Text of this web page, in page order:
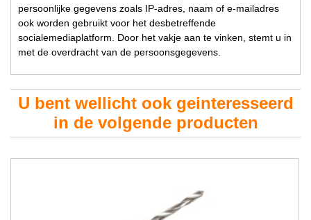
persoonlijke gegevens zoals IP-adres, naam of e-mailadres
ook worden gebruikt voor het desbetreffende
socialemediaplatform. Door het vakje aan te vinken, stemt u in
met de overdracht van de persoonsgegevens.
U bent wellicht ook geinteresseerd
in de volgende producten